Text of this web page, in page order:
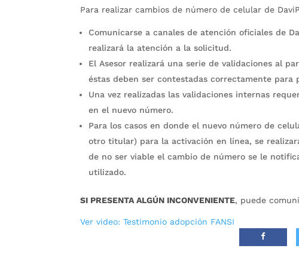
Para realizar cambios de número de celular de
Comunicarse a canales de atención oficiales de
realizará la atención a la solicitud.
El Asesor realizará una serie de validaciones al
éstas deben ser contestadas correctamente
Una vez realizadas las validaciones internas
en el nuevo número.
Para los casos en donde el nuevo número de
otro titular) para la activación en línea, se
de no ser viable el cambio de número se le
utilizado.
SI PRESENTA ALGÚN INCONVENIENTE, puede
Ver video: Testimonio adopción FANSI